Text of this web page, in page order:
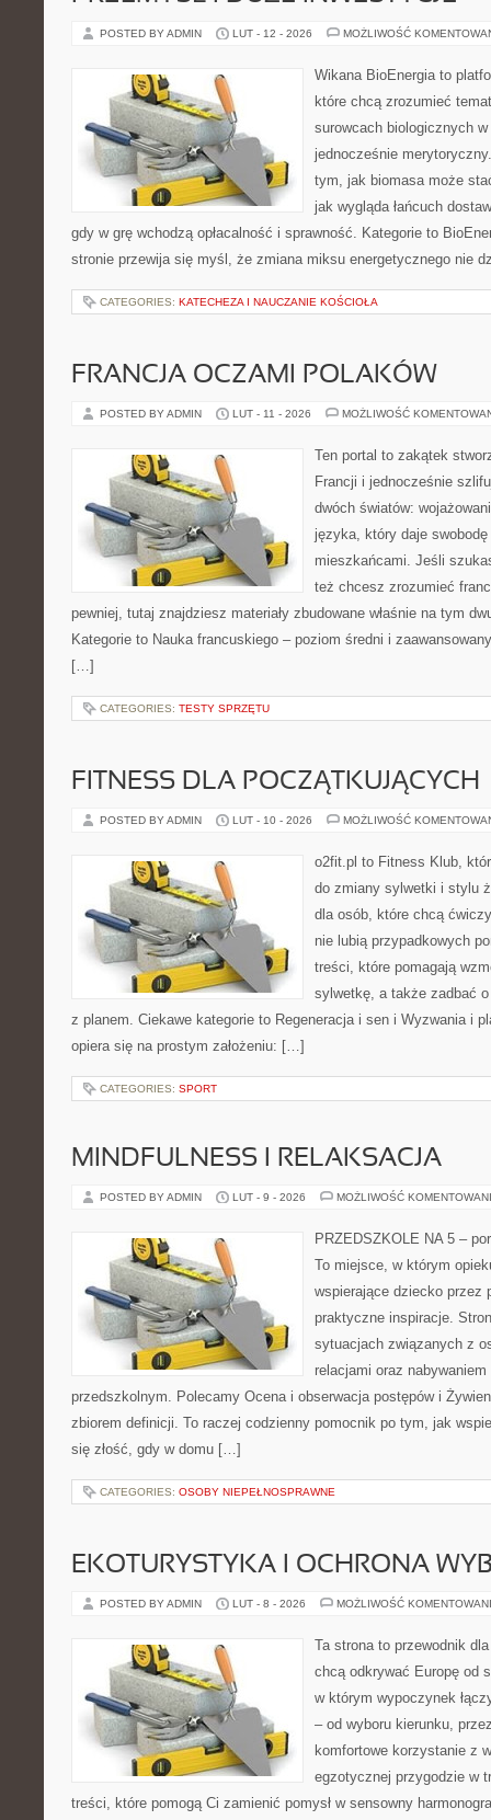
POSTED BY ADMIN LUT - 12 - 2026 MOŻLIWOŚĆ
Wikana BioEnergia to
które chcą zrozumieć
surowcach biologicznych
jednocześnie
tym, jak biomasa może
jak wygląda łańcuch
gdy w grę wchodzą opłacalność i sprawność. Kategorie to
stronie przewija się myśl, że zmiana miksu energetycznego nie
CATEGORIES: KATECHEZA I NAUCZANIE KOŚCIOŁA
FRANCJA OCZAMI POLAKÓW
POSTED BY ADMIN LUT - 11 - 2026 MOŻLIWOŚĆ
Ten portal to zakątek
Francji i jednocześnie
dwóch światów:
języka, który daje
mieszkańcami. Jeśli
też chcesz zrozumieć
pewniej, tutaj znajdziesz materiały zbudowane właśnie na tym
Kategorie to Nauka francuskiego – poziom średni i
[…]
CATEGORIES: TESTY SPRZĘTU
FITNESS DLA POCZĄTKUJĄCYCH
POSTED BY ADMIN LUT - 10 - 2026 MOŻLIWOŚĆ
o2fit.pl to Fitness Klub,
do zmiany sylwetki i stylu
dla osób, które chcą
nie lubią przypadkowych
treści, które pomagają
sylwetkę, a także zadbać
z planem. Ciekawe kategorie to Regeneracja i sen i Wyzwania i
opiera się na prostym założeniu: […]
CATEGORIES: SPORT
MINDFULNESS I RELAKSACJA
POSTED BY ADMIN LUT - 9 - 2026 MOŻLIWOŚĆ
PRZEDSZKOLE NA 5 –
To miejsce, w którym
wspierające dziecko przez
praktyczne inspiracje.
sytuacjach związanych z
relacjami oraz
przedszkolnym. Polecamy Ocena i obserwacja postępów i
zbiorem definicji. To raczej codzienny pomocnik po tym, jak
się złość, gdy w domu […]
CATEGORIES: OSOBY NIEPEŁNOSPRAWNE
EKOTURYSTYKA I OCHRONA
POSTED BY ADMIN LUT - 8 - 2026 MOŻLIWOŚĆ
Ta strona to przewodnik
chcą odkrywać Europę od
w którym wypoczynek
– od wyboru kierunku,
komfortowe korzystanie z
egzotycznej przygodzie w
treści, które pomogą Ci zamienić pomysł w sensowny